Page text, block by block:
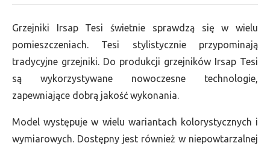
Grzejniki Irsap Tesi świetnie sprawdzą się w wielu
pomieszczeniach. Tesi stylistycznie przypominają
tradycyjne grzejniki. Do produkcji grzejników Irsap Tesi
są wykorzystywane nowoczesne technologie,
zapewniające dobrą jakość wykonania.
Model występuje w wielu wariantach kolorystycznych i
wymiarowych. Dostępny jest również w niepowtarzalnej